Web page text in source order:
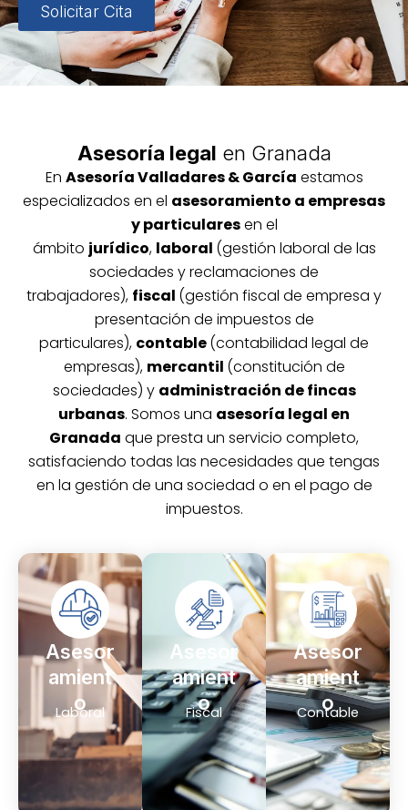
Solicitar Cita
Asesoría legal en Granada
En AsesoríaValladares & García estamos
especializados en el asesoramiento a empresas
y particularesen el
ámbito jurídico, laboral (gestión laboral de las
sociedades y reclamaciones de
trabajadores), fiscal (gestión fiscal de empresa y
presentación de impuestos de
particulares), contable(contabilidad legal de
empresas), mercantil (constitución de
sociedades) y administración de fincas
urbanas. Somos una asesoría legal en
Granada que presta un servicio completo,
satisfaciendo todas las necesidades que tengas
en la gestión de una sociedad o en el pago de
impuestos.
Asesor
amient
o
Laboral
Asesor
amient
o
Fiscal
Asesor
amient
o
Contable